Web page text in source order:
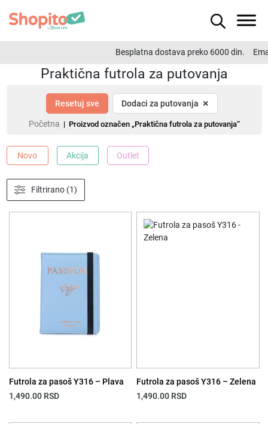
Besplatna dostava preko 6000 din.
Praktična futrola za putovanja
Resetuj sve Dodaci za putovanja ×
Početna | Proizvod označen „Praktična futrola za putovanja“
Novo Akcija Outlet
Filtrirano (1)
Futrola za pasoš Y316 – Plava
1,490.00 RSD
Futrola za pasoš Y316 – Zelena
1,490.00 RSD